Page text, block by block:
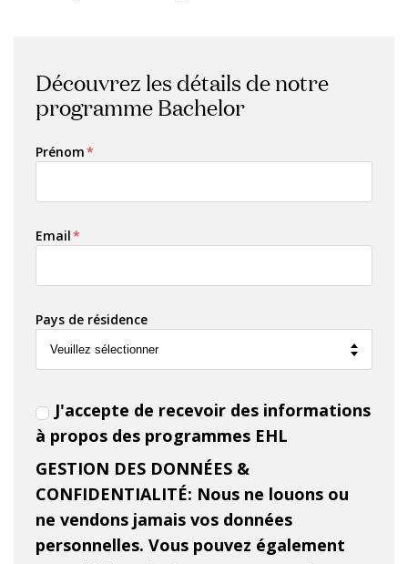
Découvrez les détails de notre
programme Bachelor
Prénom*
Email*
Pays de résidence
J'accepte de recevoir des informations
à propos des programmes EHL
GESTION DES DONNÉES &
CONFIDENTIALITÉ: Nous ne louons ou
ne vendons jamais vos données
personnelles. Vous pouvez également